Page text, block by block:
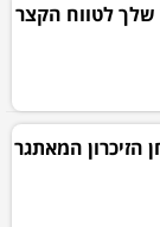
שלך לטווח הקצר
הזיכרון המאתגר